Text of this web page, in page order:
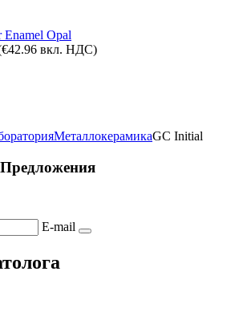
Opal
€42.96 вкл. НДС)
МеталлокерамикаGC Initial
E-mail